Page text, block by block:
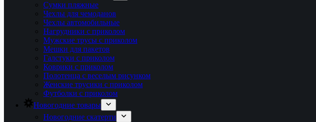
Сумки пляжные
Чехлы для чемоданов
Чехлы автомобильные
Нагрудники с приколом
Мужские трусы с приколом
Мешки для пакетов
Галстуки с приколом
Коврики с приколом
Полотенца с веселым рисунком
Женские трусики с приколом
Футболки с приколом
Новогодние товары
Новогодние скатерти